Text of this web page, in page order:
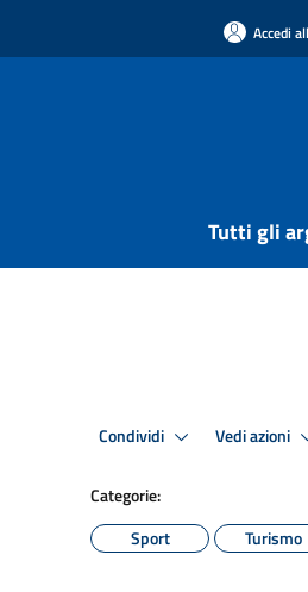
Accedi
Tutti gli
Condividi Vedi azioni
Categorie:
Sport
Turismo